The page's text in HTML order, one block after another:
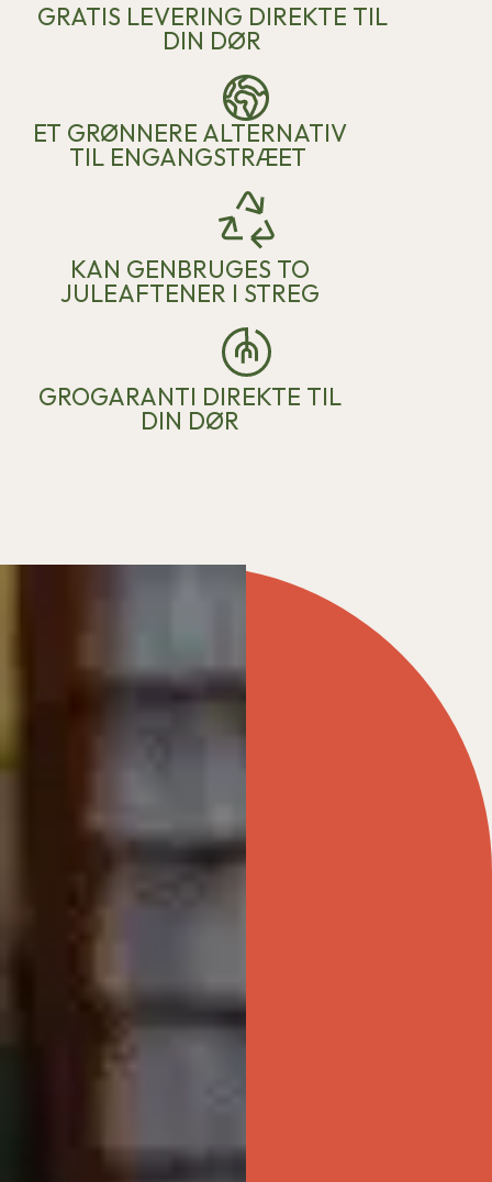
GRATIS LEVERING DIREKTE TIL
DIN DØR​
ET GRØNNERE ALTERNATIV
TIL ENGANGSTRÆET
KAN GENBRUGES TO
JULEAFTENER I STREG
GROGARANTI DIREKTE TIL
DIN DØR